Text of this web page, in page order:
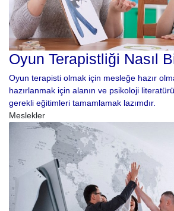
Oyun Terapistliği Nasıl
Oyun terapisti olmak için mesleğe hazır
hazırlanmak için alanın ve psikoloji
gerekli eğitimleri tamamlamak lazımdır.
Meslekler